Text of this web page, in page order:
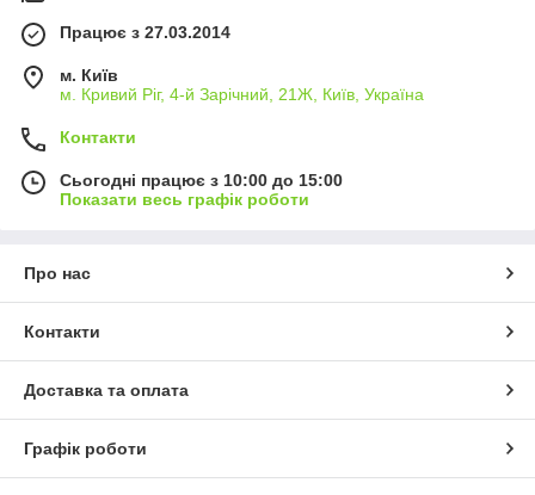
Працює з 27.03.2014
м. Київ
м. Кривий Ріг, 4-й Зарічний, 21Ж, Київ, Україна
Контакти
Сьогодні працює з 10:00 до 15:00
Показати весь графік роботи
Про нас
Контакти
Доставка та оплата
Графік роботи